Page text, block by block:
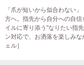
「爪が短いから似合わない
方へ。指先から自分への自
イルに寄り添う"なりたい指
ン対応で、お洒落を楽しみ
ェル］